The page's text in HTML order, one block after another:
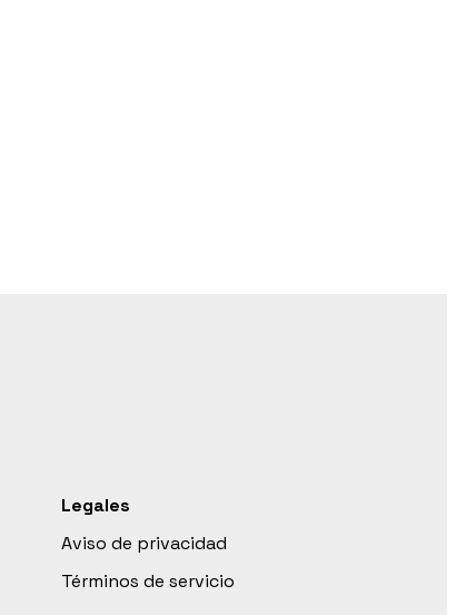
Legales
Aviso de privacidad
Términos de servicio